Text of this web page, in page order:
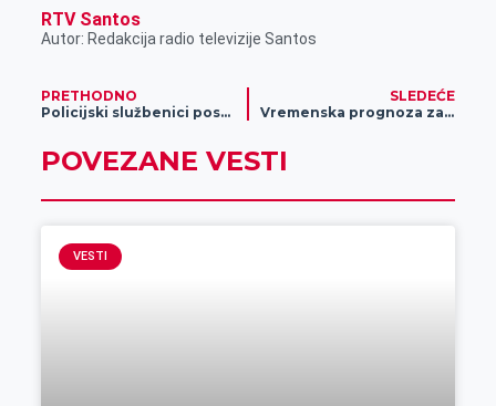
RTV Santos
Autor: Redakcija radio televizije Santos
PRETHODNO
Policijski službenici posetili korisnike dnevnog boravka „Naša priča“
SLEDEĆE
Vremenska prognoza za 04.12.2024.
POVEZANE VESTI
VESTI